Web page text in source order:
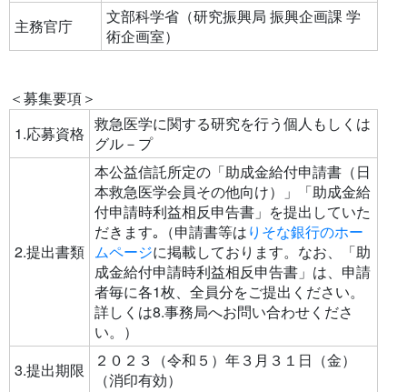
主務官庁
文部科学省（研究振興局 振興企画課 学
術企画室）
＜募集要項＞
1.応募資格 救急医学に関する研究を行う個人もしくは
グル－プ
2.提出書類
本公益信託所定の「助成金給付申請書（日
本救急医学会員その他向け）」「助成金給
付申請時利益相反申告書」を提出していた
だきます｡（申請書等はりそな銀行のホー
ムページに掲載しております。なお、「助
成金給付申請時利益相反申告書」は、申請
者毎に各1枚、全員分をご提出ください。
詳しくは8.事務局へお問い合わせくださ
い。）
3.提出期限
２０２３（令和５）年３月３１日（金）
（消印有効）